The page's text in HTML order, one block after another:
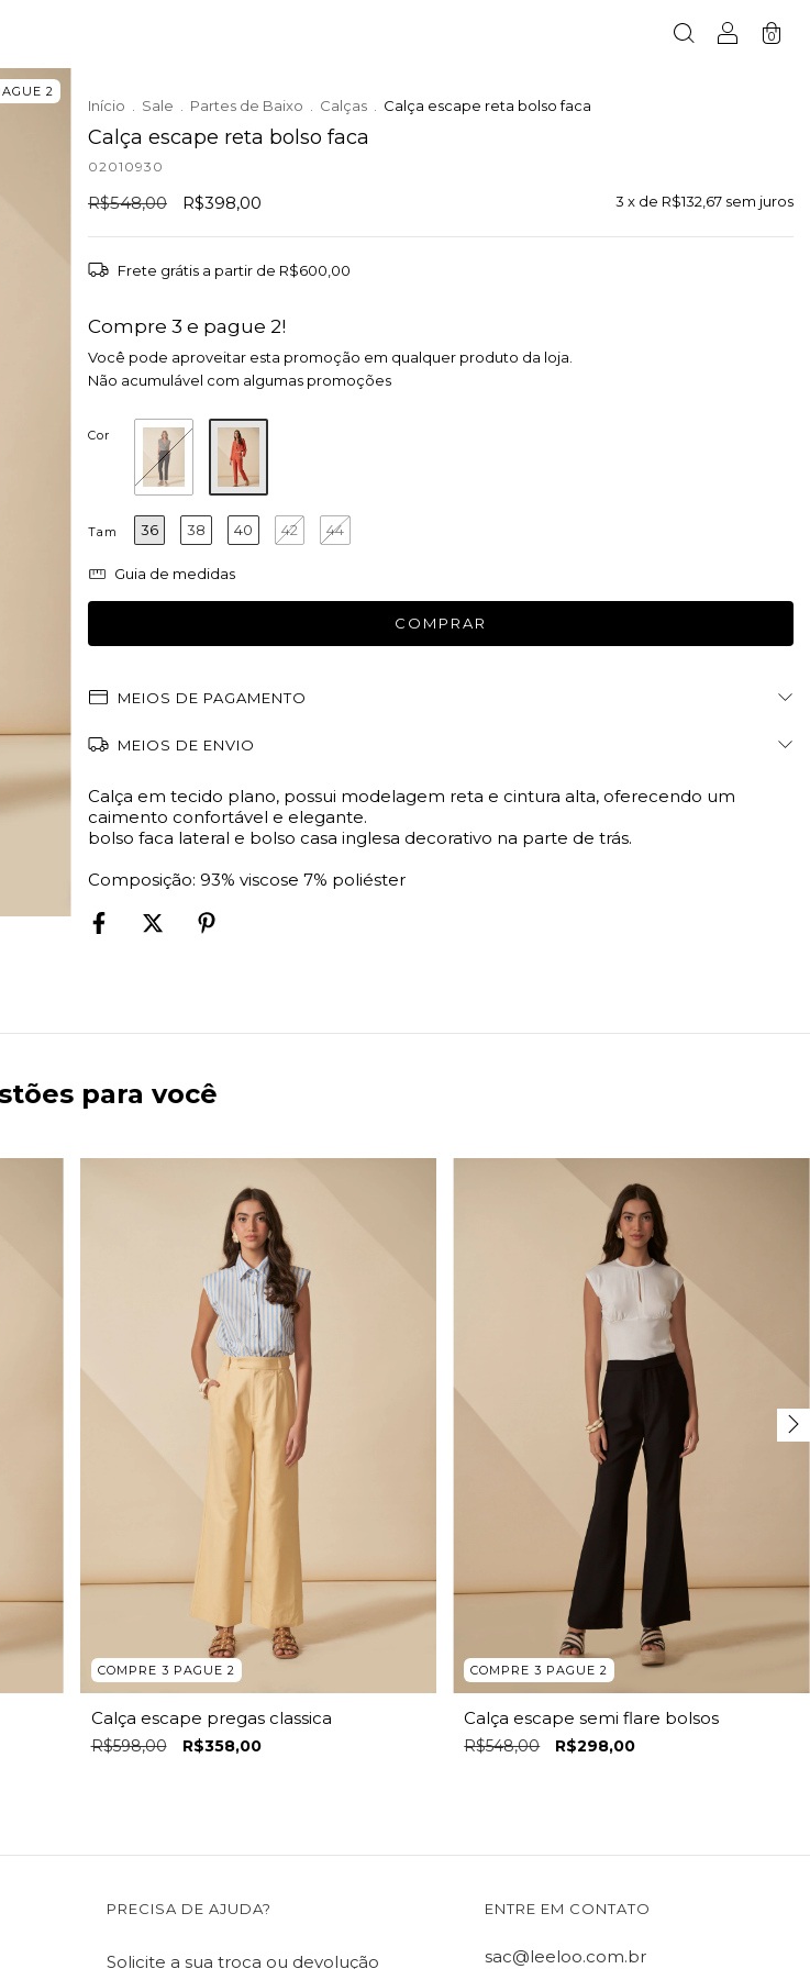
0
2
Início Sale Partes de Baixo Calças Calça escape reta bolso faca
Calça escape reta bolso faca
02010930
R$548,00 R$398,00 3 x de R$132,67 sem juros
Frete grátis a partir de R$600,00
Compre 3 e pague 2!
Você pode aproveitar esta promoção em qualquer produto da loja.
Não acumulável com algumas promoções
Cor
Tam 36 38 40 42 44
Guia de medidas
MEIOS DE PAGAMENTO
MEIOS DE ENVIO
Calça em tecido plano, possui modelagem reta e cintura alta, oferecendo um
caimento confortável e elegante.
bolso faca lateral e bolso casa inglesa decorativo na parte de trás.
Composição: 93% viscose 7% poliéster
para você
COMPRE 3 PAGUE 2
Calça escape pregas classica
R$598,00 R$358,00
COMPRE 3 PAGUE 2
Calça escape semi flare bolsos
R$548,00 R$298,00
PRECISA DE AJUDA?
Solicite a sua troca ou devolução
ENTRE EM CONTATO
sac@leeloo.com.br